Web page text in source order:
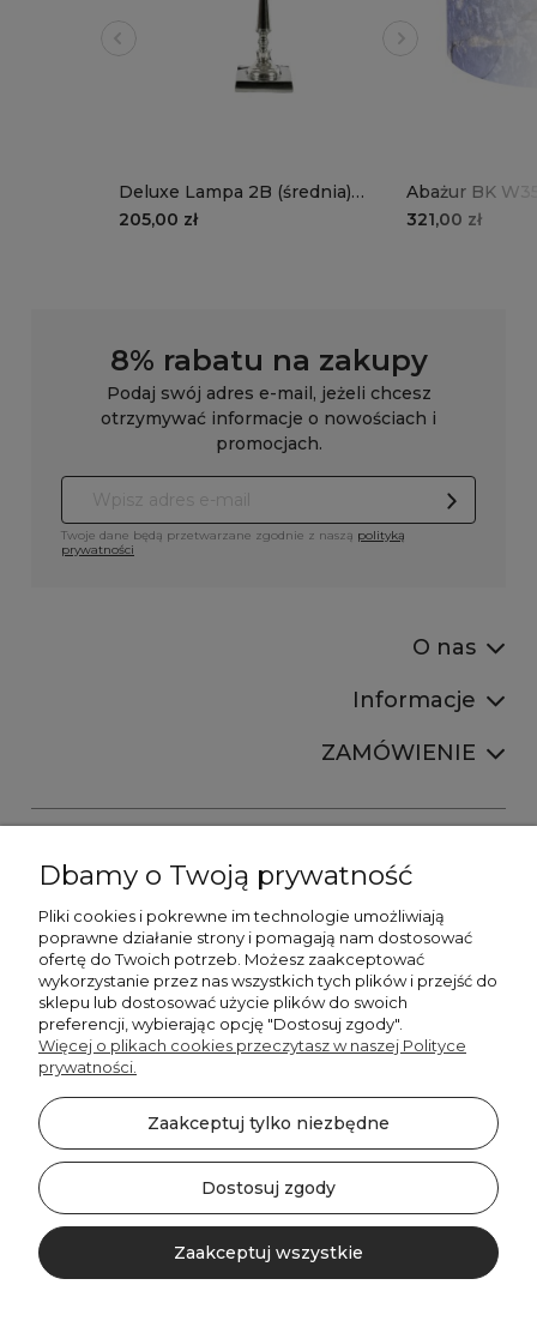
Deluxe Lampa 2B (średnia)
podstawa bez abażuru
205,00 zł
Abażur BK
Panca folia
321,00 zł
8% rabatu na zakupy
Podaj swój adres e-mail, jeżeli chcesz
otrzymywać informacje o nowościach i
promocjach.
Twoje dane będą przetwarzane zgodnie z naszą polityką
prywatności
O nas
Informacje
ZAMÓWIENIE
+48606673390
sprzedaz@belldecohome.pl
©2026 Wszelkie Prawa Zastrzeżone | BelldecoHome.pl
Flex Minimalist by Ecommercy
Dbamy o Twoją prywatność
Pliki cookies i pokrewne im technologie umożliwiają
poprawne działanie strony i pomagają nam dostosować
ofertę do Twoich potrzeb. Możesz zaakceptować
wykorzystanie przez nas wszystkich tych plików i przejść do
sklepu lub dostosować użycie plików do swoich
preferencji, wybierając opcję "Dostosuj zgody".
Więcej o plikach cookies przeczytasz w naszej Polityce
prywatności.
Zaakceptuj tylko niezbędne
Dostosuj zgody
Zaakceptuj wszystkie
Zapisz się do naszego newslettera i zgarnij 8% rabatu!
zaznacz pola
Akceptuję regulamin newslettera
Akceptuję politykę prywatności
SUBSKRYBUJ!